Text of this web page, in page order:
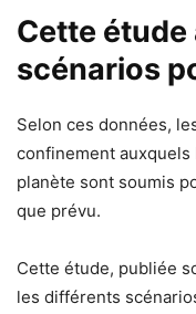
Cette
scénarios
Selon ces données,
confinement
planète sont soumis
que prévu.
Cette étude, publiée
les différents